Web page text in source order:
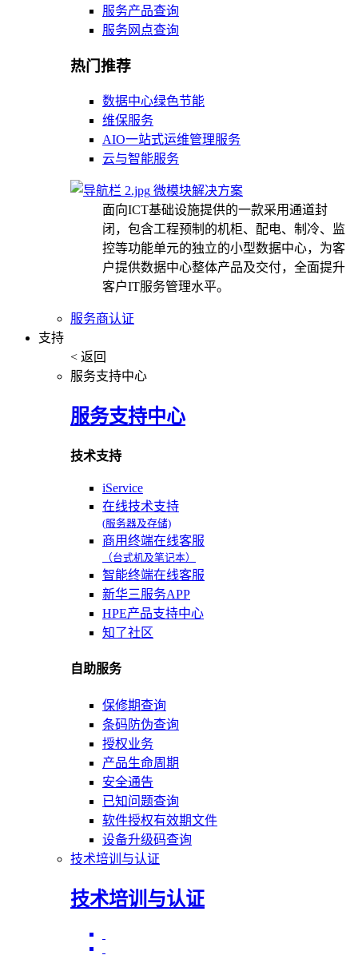
服务产品查询
服务网点查询
热门推荐
数据中心绿色节能
维保服务
AIO一站式运维管理服务
云与智能服务
微模块解决方案
面向ICT基础设施提供的一款采用通道封
闭，包含工程预制的机柜、配电、制冷、监
控等功能单元的独立的小型数据中心，为客
户提供数据中心整体产品及交付，全面提升
客户IT服务管理水平。
服务商认证
支持
< 返回
服务支持中心
服务支持中心
技术支持
iService
在线技术支持
(服务器及存储)
商用终端在线客服
（台式机及笔记本）
智能终端在线客服
新华三服务APP
HPE产品支持中心
知了社区
自助服务
保修期查询
条码防伪查询
授权业务
产品生命周期
安全通告
已知问题查询
软件授权有效期文件
设备升级码查询
技术培训与认证
技术培训与认证